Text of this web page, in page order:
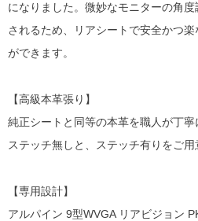
になりました。微妙なモニターの角
されるため、リアシートで安全かつ
ができます。
【高級本革張り】
純正シートと同等の本革を職人が丁寧
ステッチ無しと、ステッチ有りをご用
【専用設計】
アルパイン 9型WVGA リアビジョン